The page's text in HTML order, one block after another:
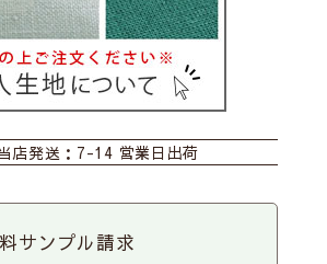
ブリックパネル
店発送：7-14 営業日出荷
サンプル請求